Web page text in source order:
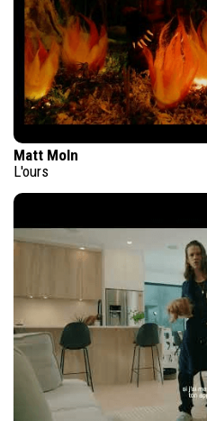
Matt Moln
L'ours